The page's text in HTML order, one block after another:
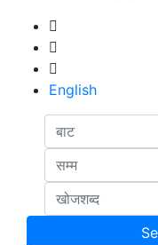
English